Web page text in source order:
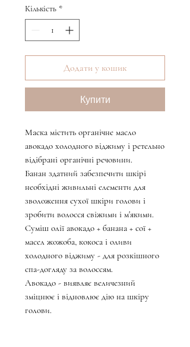
Кількість *
Додати у кошик
Купити
Маска містить органічне масло
авокадо холодного віджиму і ретельно
відібрані органічні речовини.
Банан здатний забезпечити шкірі
необхідні живильні елементи для
зволоження сухої шкіри голови і
зробити волосся свіжими і м'якими.
Суміш олії авокадо + банана + сої +
масел жожоба, кокоса і оливи
холодного віджиму - для розкішного
спа-догляду за волоссям.
Авокадо - виявляє величезний
зміцнює і відновлює дію на шкіру
голови.